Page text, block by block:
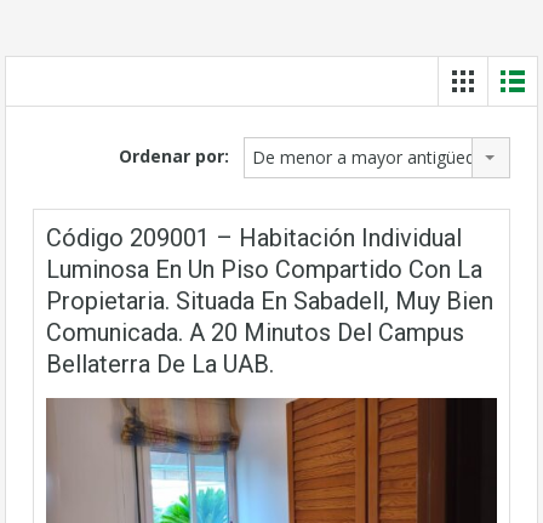
Ordenar por: De menor a mayor antigüedad
Código 209001 – Habitación Individual
Luminosa En Un Piso Compartido Con La
Propietaria. Situada En Sabadell, Muy Bien
Comunicada. A 20 Minutos Del Campus
Bellaterra De La UAB.